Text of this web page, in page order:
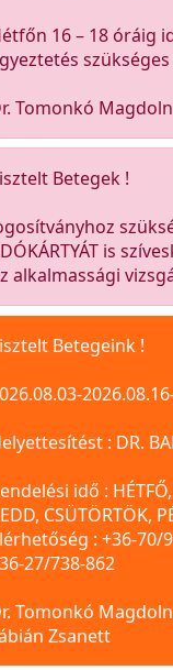
16 – 18 óráig
szükséges
Tomonkó
Betegek !
is
alkalmassági
Betegeink !
: DR.
idő :
CSÜTÖRTÖK,
: +36-70/
27/738-862
Tomonkó
Zsanett